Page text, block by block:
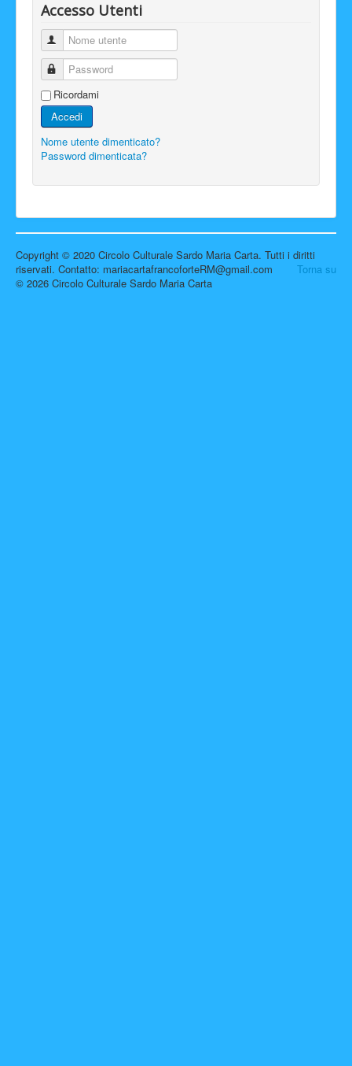
Accesso Utenti
Nome utente
Password
Ricordami
Accedi
Nome utente dimenticato?
Password dimenticata?
Copyright © 2020 Circolo Culturale Sardo Maria Carta. Tutti i diritti
riservati. Contatto: mariacartafrancoforteRM@gmail.com
Torna su
© 2026 Circolo Culturale Sardo Maria Carta